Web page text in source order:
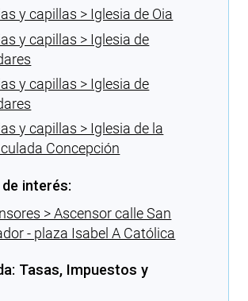
y capillas > Iglesia de Oia
y capillas > Iglesia de
y capillas > Iglesia de
y capillas > Iglesia de la
Concepción
interés:
> Ascensor calle San
- plaza Isabel A Católica
Tasas, Impuestos y